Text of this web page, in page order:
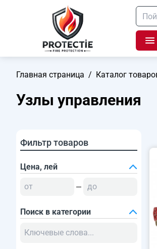
Главная страница / Каталог
Узлы управления
Фильтр товаров
Цена, лей
Поиск в категории